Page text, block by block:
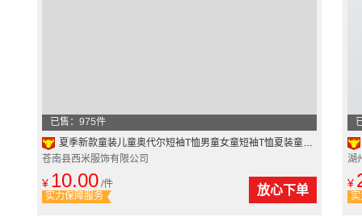
已售：975件
夏季新款童装儿童奥代尔短袖T恤男童女童短袖T恤夏装童装韩版休闲
苍南县西米服饰有限公司
¥ 10.00 /件
实力保障服务
放心下单
湖
¥